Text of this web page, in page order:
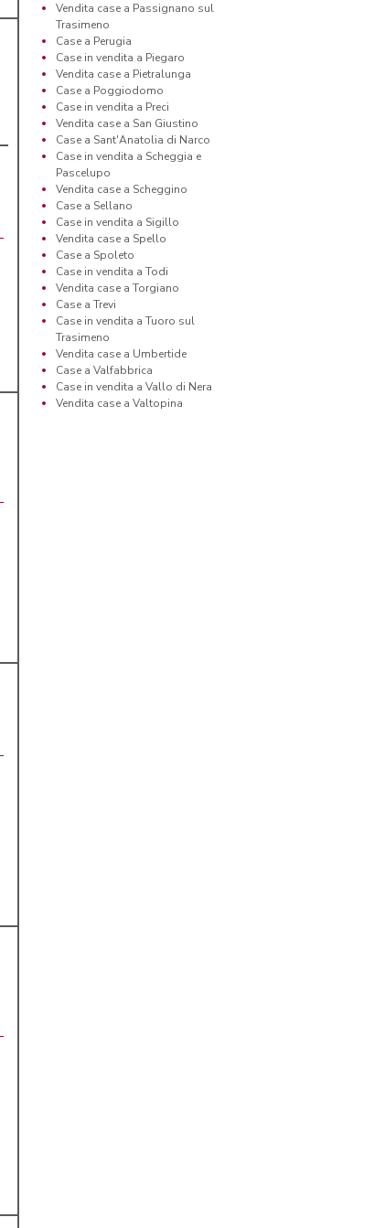
Vendita case a Passignano sul
Trasimeno
Case a Perugia
Case in vendita a Piegaro
Vendita case a Pietralunga
Case a Poggiodomo
Case in vendita a Preci
Vendita case a San Giustino
Case a Sant'Anatolia di Narco
Case in vendita a Scheggia e
Pascelupo
Vendita case a Scheggino
Case a Sellano
Case in vendita a Sigillo
Vendita case a Spello
Case a Spoleto
Case in vendita a Todi
Vendita case a Torgiano
Case a Trevi
Case in vendita a Tuoro sul
Trasimeno
Vendita case a Umbertide
Case a Valfabbrica
Case in vendita a Vallo di Nera
Vendita case a Valtopina